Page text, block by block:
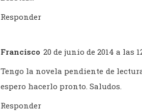
Responder
Francisco 20 de junio de 2014 a las
Tengo la novela pendiente de
espero hacerlo pronto. Saludos.
Responder